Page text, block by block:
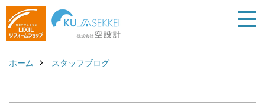
ホーム スタッフブログ